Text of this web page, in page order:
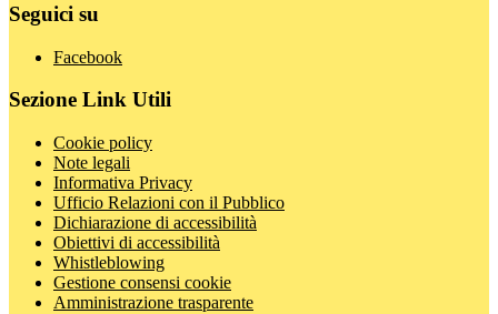
Seguici su
Facebook
Sezione Link Utili
Cookie policy
Note legali
Informativa Privacy
Ufficio Relazioni con il Pubblico
Dichiarazione di accessibilità
Obiettivi di accessibilità
Whistleblowing
Gestione consensi cookie
Amministrazione trasparente